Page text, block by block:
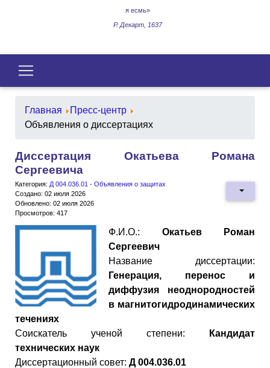
я есмь»
Р. Декарт, 1637
Главная
Пресс-центр
Объявления о диссертациях
Диссертация Окатьева Романа
Сергеевича
Категория: Д 004.036.01 - Объявления о защитах
Создано: 02 июля 2026
Обновлено: 02 июля 2026
Просмотров: 417
Ф.И.О.: Окатьев Роман
Сергеевич
Название диссертации:
Генерация, перенос и
диффузия неоднородностей
в магнитогидродинамических
течениях
Cоискатель ученой степени: Кандидат
технических наук
Диссертационный совет: Д 004.036.01